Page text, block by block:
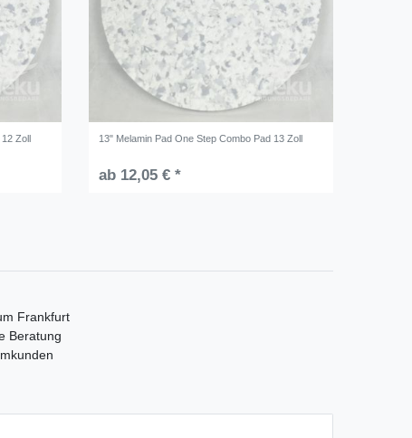
Zoll 13" Melamin Pad One Step Combo Pad 13 Zoll
ab 12,05 € *
Frankfurt
Beratung